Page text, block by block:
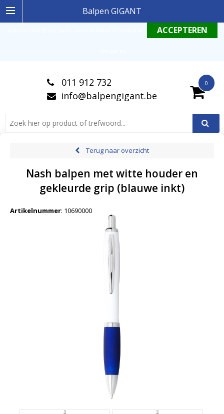
Balpen GIGANT
0
011 912 732
info@balpengigant.be
Terug naar overzicht
Nash balpen met witte houder en
gekleurde grip (blauwe inkt)
Artikelnummer: 10690000
Ingelogde gebruiker stemt in met de geldende omgang productinformatie